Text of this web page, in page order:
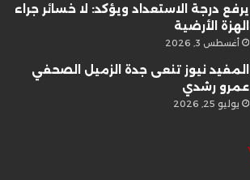
يرفع درجة الاستعداد ويؤكد: لا خسائر جراء
الهزة الأرضية
أغسطس 3, 2026
المفيد نيوز تنعى جدة الزميل الصحفي
عمرو رشدي
يوليو 25, 2026